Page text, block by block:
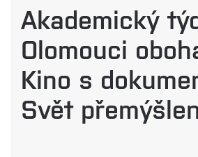
Akademický
Olomouci
Kino s
Svět